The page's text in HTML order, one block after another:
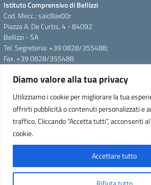
Diamo valore alla tua privacy
Utilizziamo i cookie per migliorare la tua
offrirti pubblicità o contenuti personalizzati e
traffico. Cliccando “Accetta tutti”, acconsenti
cookie.
Accettare tutto
Istituto Comprensivo di Bellizzi
Cod. Mecc.: saic8ax00r
Piazza A. De Curtis, 4 - 84092
Bellizzi - SA
Tel. Segreteria: +39 0828/355488;
Fax. +39 0828/355488
pec: saic8ax00r@pec.istruzione.it
Cod.Mecc.:saic8ax00r
C.U.F.E.:UFTARW-Uff_eFatturaPA
Iban.IT 64 F
0837876090000000335473
Concept &